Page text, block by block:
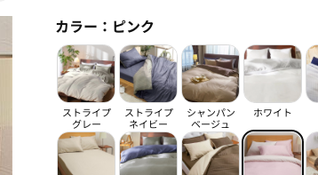
カラー： ピンク
ストライプ
グレー
ストライプ
ネイビー
シャンパン
ベージュ
ホワイト